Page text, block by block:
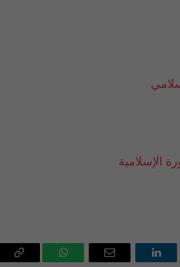
لينكدإن البريد واتساب